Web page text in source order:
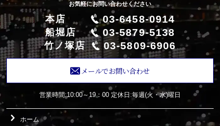
お気軽にお問い合わせください
本店 03-6458-0914
船堀店 03-5879-5138
竹ノ塚店 03-5809-6906
メールでお問い合わせ
営業時間:10:00～19：00 定休日:毎週(火・水)曜日
ホーム